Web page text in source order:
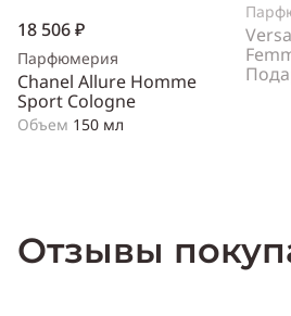
18 506 ₽
Парфюмерия
Chanel Allure Homme
Sport Cologne
Объем 150 мл
Отзывы